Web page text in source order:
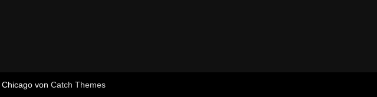
Chicago von Catch Themes